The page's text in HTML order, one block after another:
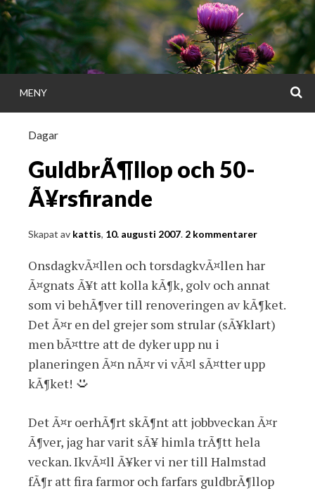
Gå
direkt
till
innehållet
i ord & bild
MENY
Dagar
GuldbrÃ¶llop och 50-
Ã¥rsfirande
Skapat av kattis, 10. augusti 2007. 2 kommentarer
OnsdagkvÃ¤llen och torsdagkvÃ¤llen har
Ã¤gnats Ã¥t att kolla kÃ¶k, golv och annat
som vi behÃ¶ver till renoveringen av kÃ¶ket.
Det Ã¤r en del grejer som strular (sÃ¥klart)
men bÃ¤ttre att de dyker upp nu i
planeringen Ã¤n nÃ¤r vi vÃ¤l sÃ¤tter upp
kÃ¶ket!
Det Ã¤r oerhÃ¶rt skÃ¶nt att jobbveckan Ã¤r
Ã¶ver, jag har varit sÃ¥ himla trÃ¶tt hela
veckan. IkvÃ¤ll Ã¥ker vi ner till Halmstad
fÃ¶r att fira farmor och farfars guldbrÃ¶llop